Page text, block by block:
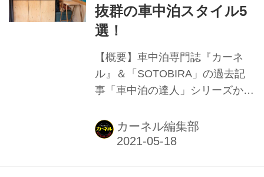
抜群の車中泊スタイル5
選！
【概要】車中泊専門誌『カーネ
ル』＆「SOTOBIRA」の過去記
事「車中泊の達人」シリーズか
ィ内装に仕上げているオーナーカ
ー5台をピックアップして紹介。
カーネル編集部